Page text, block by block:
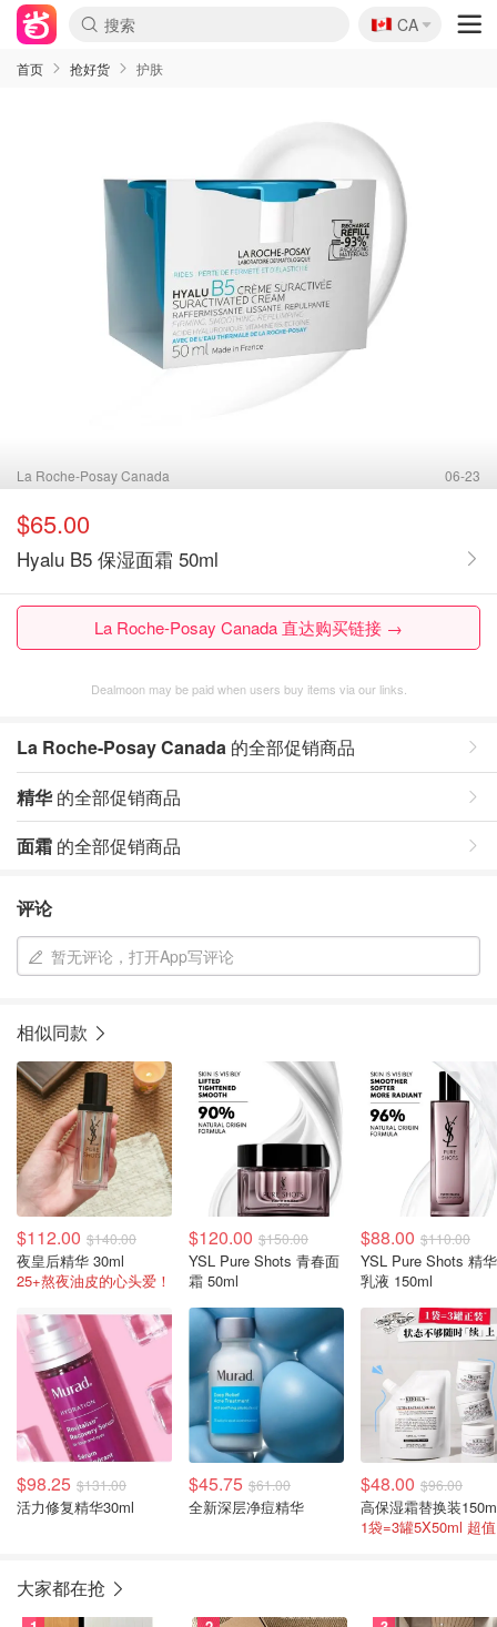
🇨🇦
CA
首页 抢好货 护肤
La Roche-Posay Canada 06-23
$65.00
Hyalu B5 保湿面霜 50ml
La Roche-Posay Canada 直达购买链接 →
Dealmoon may be paid when users buy items via our links.
La Roche-Posay Canada 的全部促销商品
精华的全部促销商品
面霜 的全部促销商品
评论
暂无评论，打开App写评论
相似同款
$112.00 $140.00
夜皇后精华 30ml
25+熬夜油皮的心头爱！
$120.00 $150.00
YSL Pure Shots 青春面
霜 50ml
$88.00 $110.00
YSL Pure Shots 精
乳液 150ml
$98.25 $131.00
活力修复精华30ml
$45.75 $61.00
全新深层净痘精华
$48.00 $96.00
高保湿霜替换装
大家都在抢